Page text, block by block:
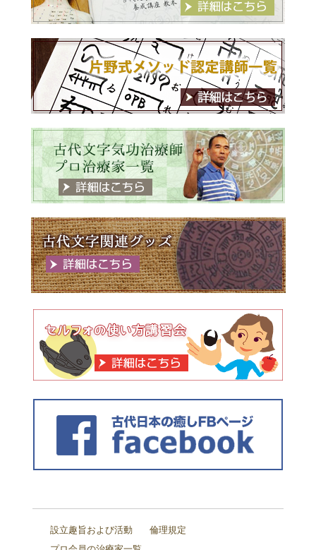
設立趣旨および活動
倫理規定